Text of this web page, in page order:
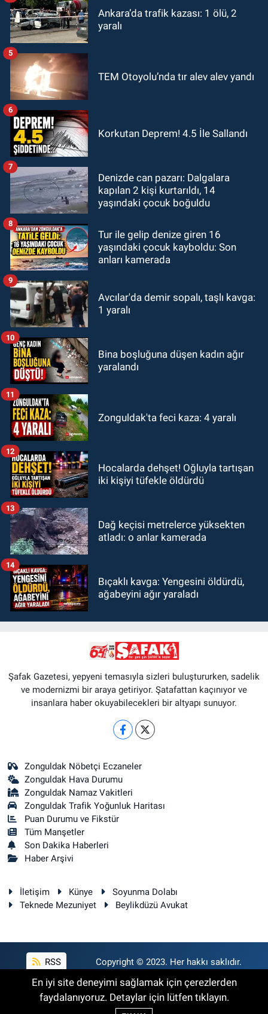
Ankara’da trafik kazası: 1 ölü, 2
yaralı
TEM Otoyolu’nda tır alev alev yandı
5
Korkutan Deprem! 4.5 İle Sallandı
6
Denizde can pazarı: Dalgalara
kapılan 2 kişi kurtarıldı, 14
yaşındaki çocuk boğuldu
7
Tur ile gelip denize giren 16
yaşındaki çocuk kayboldu: Son
anları kamerada
8
Avcılar'da demir sopalı, taşlı kavga:
1 yaralı
9
Bina boşluğuna düşen kadın ağır
yaralandı
10
Zonguldak'ta feci kaza: 4 yaralı
11
Hocalarda dehşet! Oğluyla tartışan
iki kişiyi tüfekle öldürdü
12
Dağ keçisi metrelerce yüksekten
atladı: o anlar kamerada
13
Bıçaklı kavga: Yengesini öldürdü,
ağabeyini ağır yaraladı
14
Şafak Gazetesi, yepyeni temasıyla sizleri buluştururken, sadelik
ve modernizmi bir araya getiriyor. Şatafattan kaçınıyor ve
insanlara haber okuyabilecekleri bir altyapı sunuyor.
Zonguldak Nöbetçi Eczaneler
Zonguldak Hava Durumu
Zonguldak Namaz Vakitleri
Zonguldak Trafik Yoğunluk Haritası
Puan Durumu ve Fikstür
Tüm Manşetler
Son Dakika Haberleri
Haber Arşivi
İletişim Künye
Soyunma Dolabı
Teknede Mezuniyet
Beylikdüzü Avukat
RSS Copyright © 2023. Her hakkı saklıdır.
Haber Yazılımı:TE Bilişim
En iyi site deneyimi sağlamak için çerezlerden
faydalanıyoruz. Detaylar için lütfen tıklayın.